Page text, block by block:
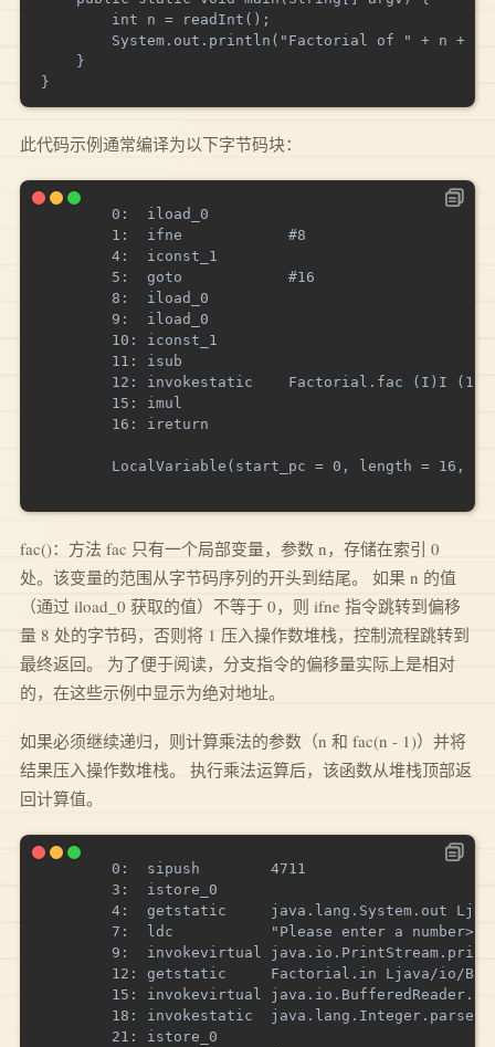
        int n = readInt();
System.out.println("Factorial of " + n + "
    }
此代码示例通常编译为以下字节码块：
        0:  iload_0
        1:  ifne            #8
        4:  iconst_1
        5:  goto            #16
        8:  iload_0
        9:  iload_0
        10: iconst_1
        11: isub
        12: invokestatic    Factorial.fac (I)I (12)
        15: imul
        16: ireturn
LocalVariable(start_pc = 0, length = 16,
fac()：方法 fac 只有一个局部变量，参数 n，存储在索引 0
处。该变量的范围从字节码序列的开头到结尾。 如果 n 的值
（通过 iload_0 获取的值）不等于 0，则 ifne 指令跳转到偏移
量 8 处的字节码，否则将 1 压入操作数堆栈，控制流程跳转到
最终返回。 为了便于阅读，分支指令的偏移量实际上是相对
的，在这些示例中显示为绝对地址。
如果必须继续递归，则计算乘法的参数（n 和 fac(n - 1)）并将
结果压入操作数堆栈。 执行乘法运算后，该函数从堆栈顶部返
回计算值。
        0:  sipush        4711
        3:  istore_0
4:  getstatic     java.lang.System.out
        7:  ldc           "Please enter a number> "
9:  invokevirtual
12: getstatic     Factorial.in Ljava/io/
15: invokevirtual
18: invokestatic
        21: istore_0